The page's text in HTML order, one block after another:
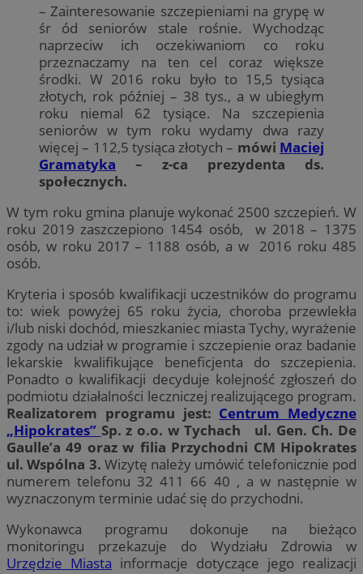
– Zainteresowanie szczepieniami na grypę w
śr ód seniorów stale rośnie. Wychodząc
naprzeciw ich oczekiwaniom co roku
przeznaczamy na ten cel coraz większe
środki. W 2016 roku było to 15,5 tysiąca
złotych, rok później – 38 tys., a w ubiegłym
roku niemal 62 tysiące. Na szczepienia
seniorów w tym roku wydamy dwa razy
więcej – 112,5 tysiąca złotych – mówi Maciej
Gramatyka – z-ca prezydenta ds.
społecznych.
W tym roku gmina planuje wykonać 2500 szczepień. W
roku 2019 zaszczepiono 1454 osób, w 2018 – 1375
osób, w roku 2017 – 1188 osób, a w 2016 roku 485
osób.
Kryteria i sposób kwalifikacji uczestników do programu
to: wiek powyżej 65 roku życia, choroba przewlekła
i/lub niski dochód, mieszkaniec miasta Tychy, wyrażenie
zgody na udział w programie i szczepienie oraz badanie
lekarskie kwalifikujące beneficjenta do szczepienia.
Ponadto o kwalifikacji decyduje kolejność zgłoszeń do
podmiotu działalności leczniczej realizującego program.
Realizatorem programu jest: Centrum Medyczne
„Hipokrates” Sp. z o.o. w Tychach ul. Gen. Ch. De
Gaulle’a 49 oraz w filia Przychodni CM Hipokrates
ul. Wspólna 3. Wizytę należy umówić telefonicznie pod
numerem telefonu 32 411 66 40 , a w następnie w
wyznaczonym terminie udać się do przychodni.
Wykonawca programu dokonuje na bieżąco
monitoringu przekazuje do Wydziału Zdrowia w
Urzędzie Miasta informacje dotyczące jego realizacji